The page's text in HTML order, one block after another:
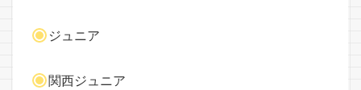
ジュニア
関西ジュニア